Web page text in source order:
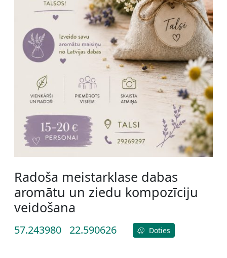
Radoša meistarklase dabas
aromātu un ziedu kompozīciju
veidošana
57.243980 22.590626 Doties